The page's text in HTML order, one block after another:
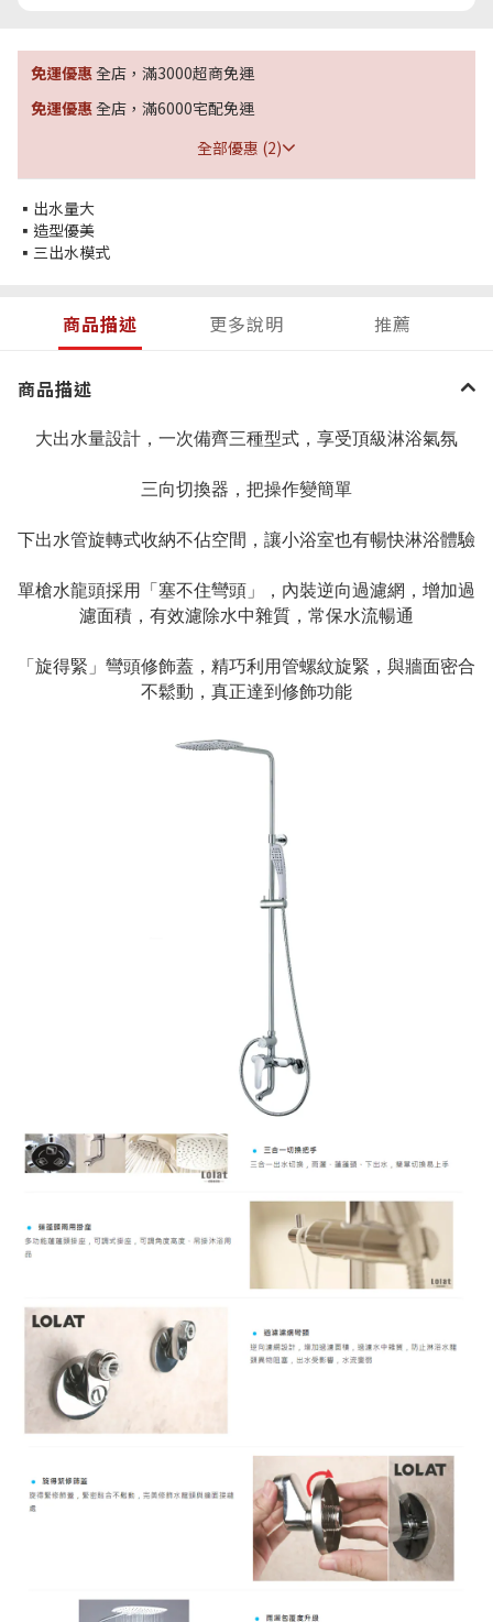
免運優惠全店，滿3000超商免運
免運優惠全店，滿6000宅配免運
全部優惠 (2)
▪出水量大
▪造型優美
▪三出水模式
商品描述 更多說明 推薦
商品描述
大出水量設計，一次備齊三種型式，享受頂級淋浴氣氛
三向切換器，把操作變簡單
下出水管旋轉式收納不佔空間，讓小浴室也有暢快淋浴體驗
單槍水龍頭採用「塞不住彎頭」，內裝逆向過濾網，增加過
濾面積，有效濾除水中雜質，常保水流暢通
「旋得緊」彎頭修飾蓋，精巧利用管螺紋旋緊，與牆面密合
不鬆動，真正達到修飾功能